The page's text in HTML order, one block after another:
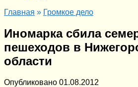
Главная » Громкое дело
Иномарка сбила
пешеходов в
области
Опубликовано 01.08.2012